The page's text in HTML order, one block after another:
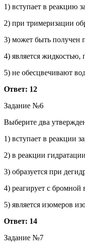
1) вступает в реакцию
2) при тримеризации
3) может быть получен
4) является
5) не обесцвечивают
Ответ: 12
Задание №6
Выберите два
1) вступает в реакции
2) в реакции
3) образуется при
4) реагирует с бромной
5) является изомеров
Ответ: 14
Задание №7